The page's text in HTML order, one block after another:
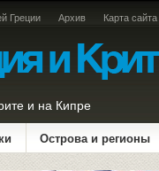
Греции Архив Карта сайта
и на Кипре
Острова и регионы